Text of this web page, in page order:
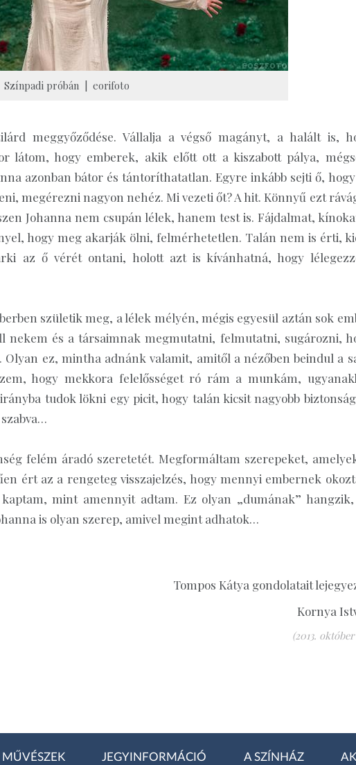
Színpadi próbán | eorifoto
meggyőződése. Vállalja a végső magányt, a halált is,
látom, hogy emberek, akik előtt ott a kiszabott pálya,
azonban bátor és tántoríthatatlan. Egyre inkább sejti ő,
megérezni nagyon nehéz. Mi vezeti őt? A hit. Könnyű ezt
Johanna nem csupán lélek, hanem test is. Fájdalmat,
hogy meg akarják ölni, felmérhetetlen. Talán nem is érti,
az ő vérét ontani, holott azt is kívánhatná, hogy
születik meg, a lélek mélyén, mégis egyesül aztán sok
nekem és a társaimnak megmutatni, felmutatni, sugározni,
ez, mintha adnánk valamit, amitől a nézőben beindul a
hogy mekkora felelősséget ró rám a munkám,
tudok lökni egy picit, hogy talán kicsit nagyobb
felém áradó szeretetét. Megformáltam szerepeket,
ért az a rengeteg visszajelzés, hogy mennyi embernek
mint amennyit adtam. Ez olyan „dumának”
is olyan szerep, amivel megint adhatok…
Tompos Kátya gondolatait
Kornya
(2013.
MŰVÉSZEK JEGYINFORMÁCIÓ A SZÍNHÁZ